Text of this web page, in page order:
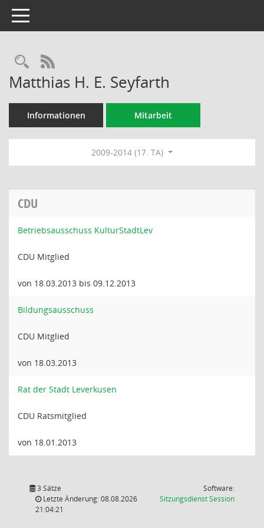
Toggle navigation
Rechercheauswahl
RSS-Feed
Matthias H. E. Seyfarth
Informationen Mitarbeit
2009-2014 (17. TA)
CDU
Betriebsausschuss KulturStadtLev
CDU Mitglied
von 18.03.2013 bis 09.12.2013
Bildungsausschuss
CDU Mitglied
von 18.03.2013
Rat der Stadt Leverkusen
CDU Ratsmitglied
von 18.01.2013
3 Sätze
Letzte Änderung: 08.08.2026
21:04:21
Software:
SitzungsdienstSession(Wird in